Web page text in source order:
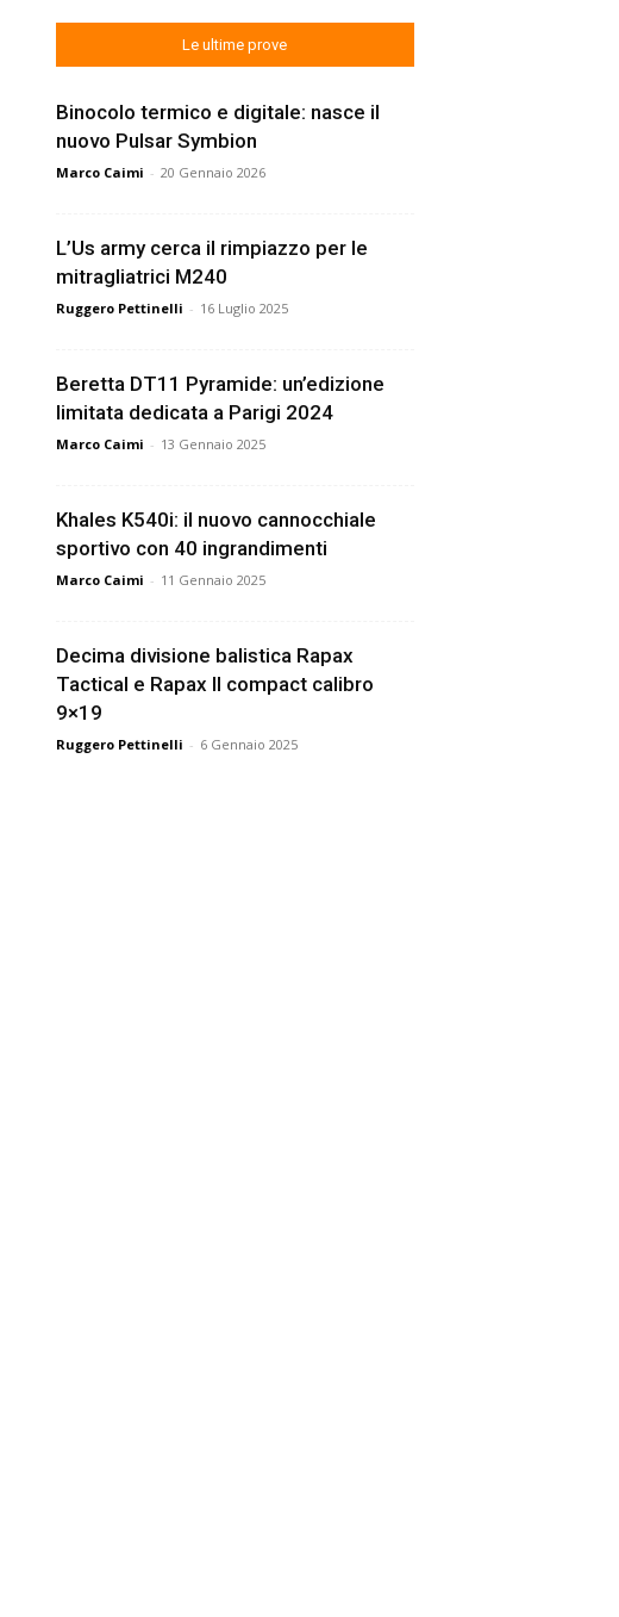
Le ultime prove
Binocolo termico e digitale: nasce il
nuovo Pulsar Symbion
Marco Caimi - 20 Gennaio 2026
L’Us army cerca il rimpiazzo per le
mitragliatrici M240
Ruggero Pettinelli - 16 Luglio 2025
Beretta DT11 Pyramide: un’edizione
limitata dedicata a Parigi 2024
Marco Caimi - 13 Gennaio 2025
Khales K540i: il nuovo cannocchiale
sportivo con 40 ingrandimenti
Marco Caimi - 11 Gennaio 2025
Decima divisione balistica Rapax
Tactical e Rapax II compact calibro
9×19
Ruggero Pettinelli - 6 Gennaio 2025